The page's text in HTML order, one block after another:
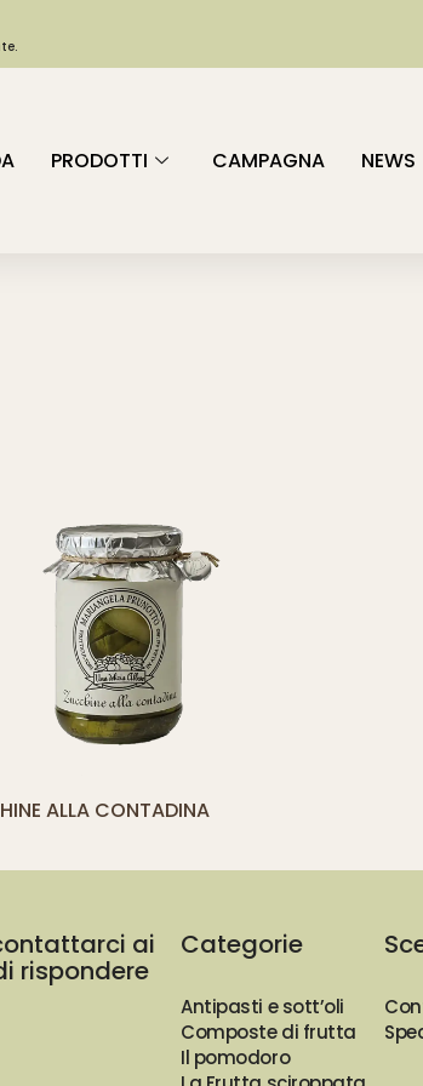
PRODOTTI CAMPAGNA NEWS
[yith_compare_button]
ALLA CONTADINA
ai
rispondere
Categorie
Antipasti e sott’oli
Composte di frutta
Il pomodoro